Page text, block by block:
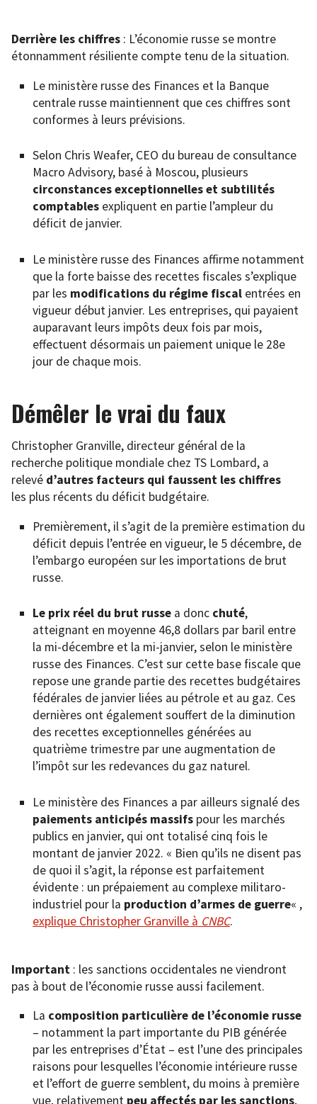
Derrière les chiffres : L’économie russe se montre
étonnamment résiliente compte tenu de la situation.
Le ministère russe des Finances et la Banque
centrale russe maintiennent que ces chiffres sont
conformes à leurs prévisions.
Selon Chris Weafer, CEO du bureau de consultance
Macro Advisory, basé à Moscou, plusieurs
circonstances exceptionnelles et subtilités
comptables expliquent en partie l’ampleur du
déficit de janvier.
Le ministère russe des Finances affirme notamment
que la forte baisse des recettes fiscales s’explique
par les modifications du régime fiscal entrées en
vigueur début janvier. Les entreprises, qui payaient
auparavant leurs impôts deux fois par mois,
effectuent désormais un paiement unique le 28e
jour de chaque mois.
Démêler le vrai du faux
Christopher Granville, directeur général de la
recherche politique mondiale chez TS Lombard, a
relevé d’autres facteurs qui faussent les chiffres
les plus récents du déficit budgétaire.
Premièrement, il s’agit de la première estimation du
déficit depuis l’entrée en vigueur, le 5 décembre, de
l’embargo européen sur les importations de brut
russe.
Le prix réel du brut russe a donc chuté,
atteignant en moyenne 46,8 dollars par baril entre
la mi-décembre et la mi-janvier, selon le ministère
russe des Finances. C’est sur cette base fiscale que
repose une grande partie des recettes budgétaires
fédérales de janvier liées au pétrole et au gaz. Ces
dernières ont également souffert de la diminution
des recettes exceptionnelles générées au
quatrième trimestre par une augmentation de
l’impôt sur les redevances du gaz naturel.
Le ministère des Finances a par ailleurs signalé des
paiements anticipés massifs pour les marchés
publics en janvier, qui ont totalisé cinq fois le
montant de janvier 2022. « Bien qu’ils ne disent pas
de quoi il s’agit, la réponse est parfaitement
évidente : un prépaiement au complexe militaro-
industriel pour la production d’armes de guerre« ,
explique Christopher Granville à CNBC.
Important : les sanctions occidentales ne viendront
pas à bout de l’économie russe aussi facilement.
La composition particulière de l’économie russe
– notamment la part importante du PIB générée
par les entreprises d’État – est l’une des principales
raisons pour lesquelles l’économie intérieure russe
et l’effort de guerre semblent, du moins à première
vue, relativement peu affectés par les sanctions,